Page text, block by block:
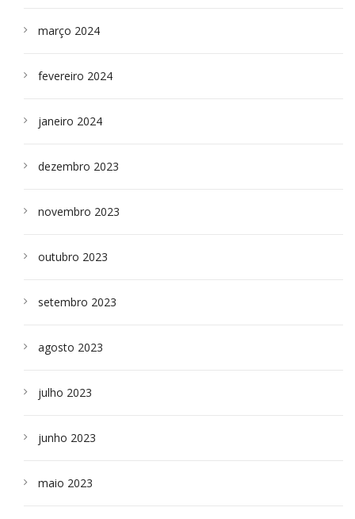
março 2024
fevereiro 2024
janeiro 2024
dezembro 2023
novembro 2023
outubro 2023
setembro 2023
agosto 2023
julho 2023
junho 2023
maio 2023